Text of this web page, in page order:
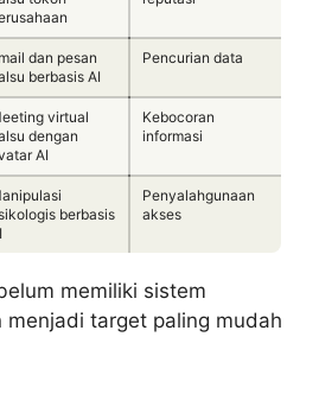
dan pesan
berbasis AI
Pencurian data
virtual
dengan
AI
Kebocoran
informasi
berbasis
Penyalahgunaan
akses
memiliki sistem
menjadi target paling mudah